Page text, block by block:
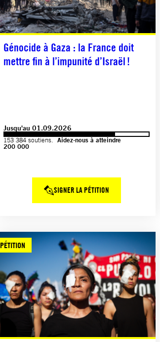
Génocide à Gaza : la France doit
mettre fin à l’impunité d’Israël !
Jusqu'au 01.09.2026
153 384 soutiens. Aidez-nous à atteindre
200 000
SIGNER LA PÉTITION
PÉTITION